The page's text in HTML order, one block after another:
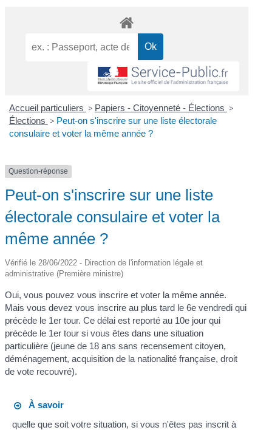
Accueil particuliers > Papiers - Citoyenneté - Élections >
Élections > Peut-on s'inscrire sur une liste électorale
consulaire et voter la même année ?
Question-réponse
Peut-on s'inscrire sur une liste
électorale consulaire et voter la
même année ?
Vérifié le 28/06/2022 - Direction de l'information légale et
administrative (Première ministre)
Oui, vous pouvez vous inscrire et voter la même année.
Mais vous devez vous inscrire au plus tard le 6e vendredi qui
précède le 1er tour. Ce délai est reporté au 10e jour qui
précède le 1er tour si vous êtes dans une situation
particulière (jeune de 18 ans sans recensement citoyen,
déménagement, acquisition de la nationalité française, droit
de vote recouvré).
À savoir
quelle que soit votre situation, si vous n'êtes pas inscrit à